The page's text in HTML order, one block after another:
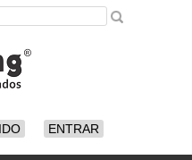
ENTRAR